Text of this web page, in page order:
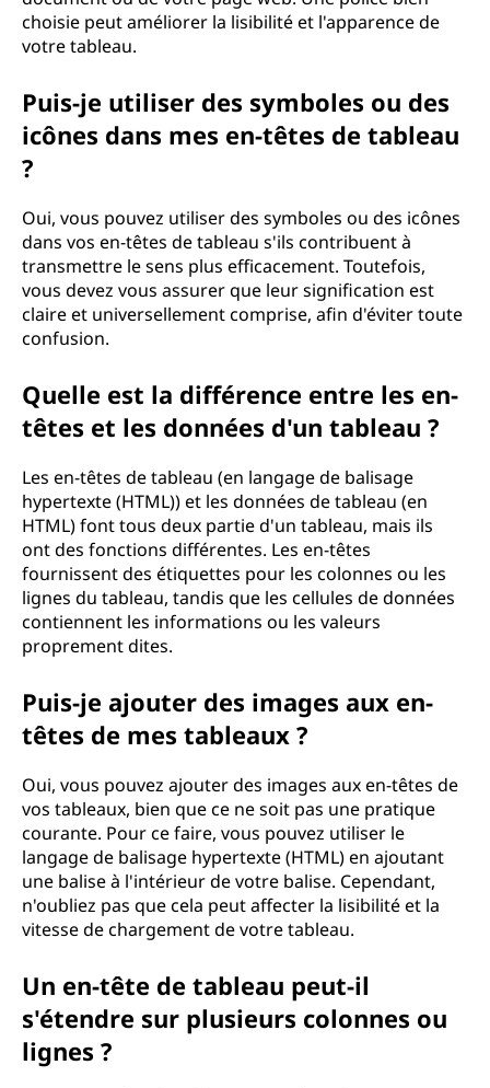
choisie peut améliorer la lisibilité et l'apparence de
votre tableau.
Puis-je utiliser des symboles ou des
icônes dans mes en-têtes de tableau
?
Oui, vous pouvez utiliser des symboles ou des icônes
dans vos en-têtes de tableau s'ils contribuent à
transmettre le sens plus efficacement. Toutefois,
vous devez vous assurer que leur signification est
claire et universellement comprise, afin d'éviter toute
confusion.
Quelle est la différence entre les en-
têtes et les données d'un tableau ?
Les en-têtes de tableau (en langage de balisage
hypertexte (HTML)) et les données de tableau (en
HTML) font tous deux partie d'un tableau, mais ils
ont des fonctions différentes. Les en-têtes
fournissent des étiquettes pour les colonnes ou les
lignes du tableau, tandis que les cellules de données
contiennent les informations ou les valeurs
proprement dites.
Puis-je ajouter des images aux en-
têtes de mes tableaux ?
Oui, vous pouvez ajouter des images aux en-têtes de
vos tableaux, bien que ce ne soit pas une pratique
courante. Pour ce faire, vous pouvez utiliser le
langage de balisage hypertexte (HTML) en ajoutant
une balise à l'intérieur de votre balise. Cependant,
n'oubliez pas que cela peut affecter la lisibilité et la
vitesse de chargement de votre tableau.
Un en-tête de tableau peut-il
s'étendre sur plusieurs colonnes ou
lignes ?